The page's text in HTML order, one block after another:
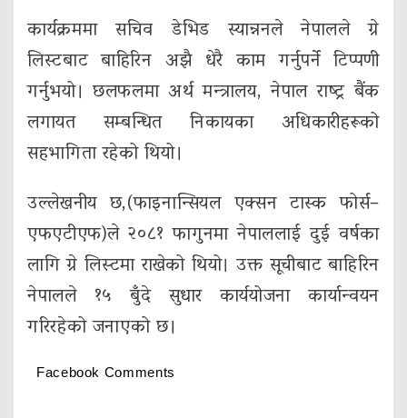
कार्यक्रममा सचिव डेभिड स्यान्ननले नेपालले ग्रे
लिस्टबाट बाहिरिन अझै धेरै काम गर्नुपर्ने टिप्पणी
गर्नुभयो। छलफलमा अर्थ मन्त्रालय,नेपाल राष्ट्र बैंक
लगायत सम्बन्धित निकायका अधिकारीहरूको
सहभागिता रहेको थियो।
उल्लेखनीय छ,(फाइनान्सियल एक्सन टास्क फोर्स–
एफएटीएफ)ले २०८१ फागुनमा नेपाललाई दुई वर्षका
लागि ग्रे लिस्टमा राखेको थियो। उक्त सूचीबाट बाहिरिन
नेपालले १५ बुँदे सुधार कार्ययोजना कार्यान्वयन
गरिरहेको जनाएको छ।
Facebook Comments